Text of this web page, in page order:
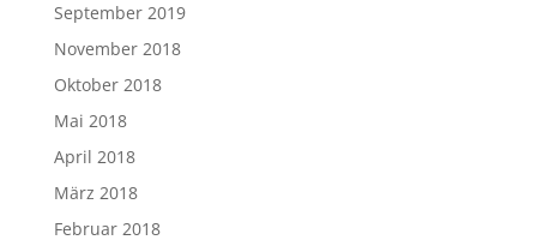
September 2019
November 2018
Oktober 2018
Mai 2018
April 2018
März 2018
Februar 2018